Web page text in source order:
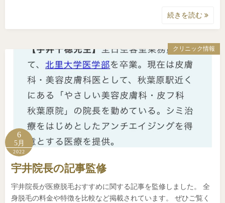
続きを読む
クリニック情報
6
5月
2022
宇井院長の記事監修
宇井院長が医療脱毛おすすめに関する記事を監修しました。 全
身脱毛の料金や特徴を比較など掲載されています。 ぜひご覧く